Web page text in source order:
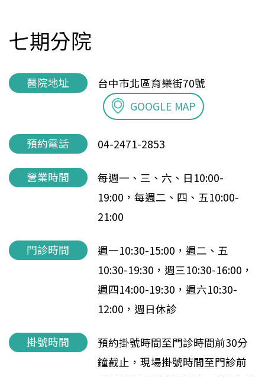
七期分院
醫院地址
台中市北區育樂街70號
GOOGLE MAP
預約電話 04-2471-2853
營業時間
每週一、三、六、日10:00-
19:00，每週二、四、五10:00-
21:00
門診時間
週一10:30-15:00，週二、五
10:30-19:30，週三10:30-16:00，
週四14:00-19:30，週六10:30-
12:00，週日休診
掛號時間
預約掛號時間至門診時間前30分
鐘截止，現場掛號時間至門診前